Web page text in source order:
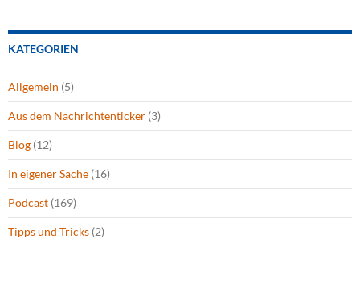
KATEGORIEN
Allgemein (5)
Aus dem Nachrichtenticker (3)
Blog (12)
In eigener Sache (16)
Podcast (169)
Tipps und Tricks (2)